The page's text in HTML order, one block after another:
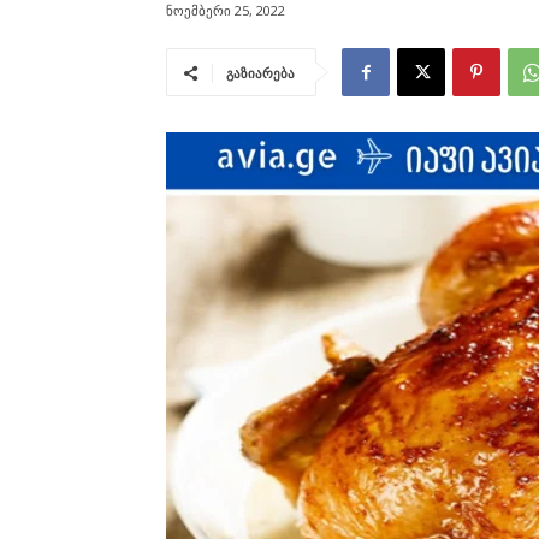
ნოემბერი 25, 2022
გაზიარება